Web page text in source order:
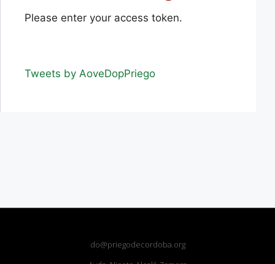
Please enter your access token.
Tweets by AoveDopPriego
do@priegodecordoba.org